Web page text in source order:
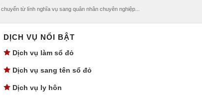
từ lính nghĩa vụ sang quân nhân chuyên nghiệp...
DỊCH VỤ NỔI BẬT
Dịch vụ làm sổ đỏ
Dịch vụ sang tên sổ đỏ
Dịch vụ ly hôn